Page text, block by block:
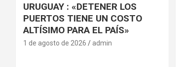
URUGUAY : «DETENER LOS
PUERTOS TIENE UN COSTO
ALTÍSIMO PARA EL PAÍS»
1 de agosto de 2026 admin